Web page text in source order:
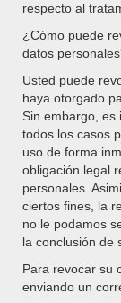
respecto al
¿Cómo puede
datos
Usted puede
haya otorgado
Sin embargo, es
todos los casos
uso de forma
obligación legal
personales.
ciertos fines, la
no le podamos
la conclusión de
Para revocar su
enviando un